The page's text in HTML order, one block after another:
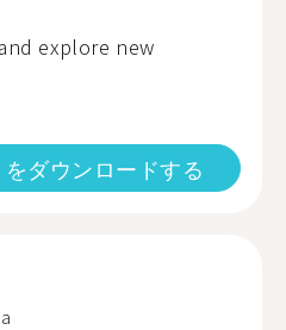
explore new
ダウンロードする